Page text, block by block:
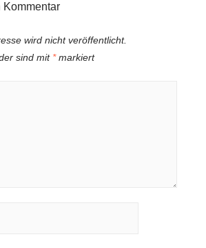
Kommentar
wird nicht veröffentlicht.
sind mit *markiert